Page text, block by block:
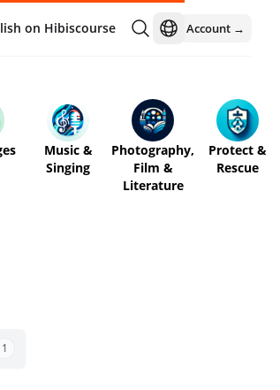
on Hibiscourse Open language
Account →
Music &
Singing
Photography,
Film &
Literature
Protect &
Rescue
1